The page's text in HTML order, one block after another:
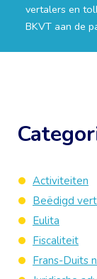
vertalers en
BKVT aan de
Activiteiten
Beëdigd
Eulita
Fiscaliteit
Frans-Duits